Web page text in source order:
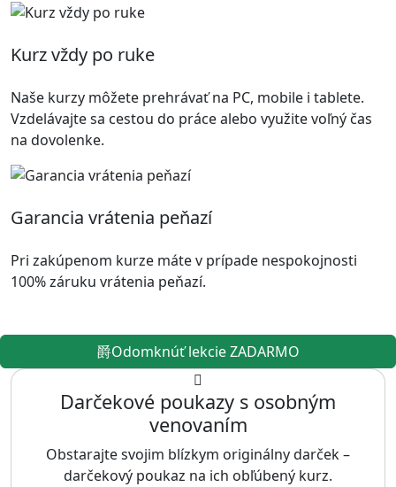
Kurz vždy po ruke
Naše kurzy môžete prehrávať na PC, mobile i tablete.
Vzdelávajte sa cestou do práce alebo využite voľný čas
na dovolenke.
Garancia vrátenia peňazí
Pri zakúpenom kurze máte v prípade nespokojnosti
100% záruku vrátenia peňazí.
Odomknúť lekcie ZADARMO
Darčekové poukazy s osobným
venovaním
Obstarajte svojim blízkym originálny darček –
darčekový poukaz na ich obľúbený kurz.